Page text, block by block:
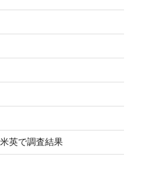
英で調査結果